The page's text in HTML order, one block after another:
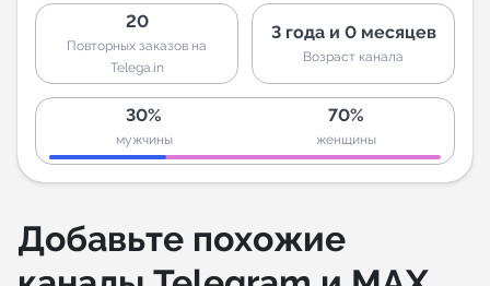
20
Повторных заказов на
Telega.in
3 года и 0 месяцев
Возраст канала
30%
мужчины
70%
женщины
Добавьте похожие